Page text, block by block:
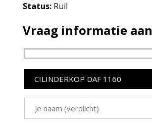
Status:Ruil
Vraag informatie aan